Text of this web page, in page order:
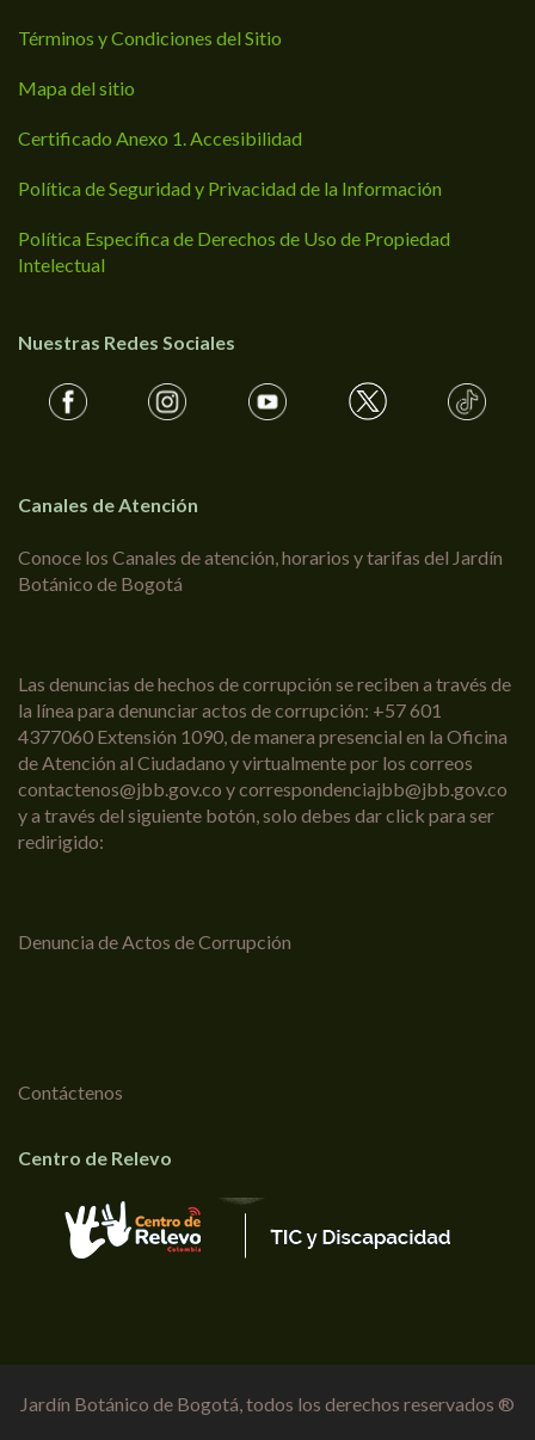
Términos y Condiciones del Sitio
Mapa del sitio
Certificado Anexo 1. Accesibilidad
Política de Seguridad y Privacidad de la Información
Política Específica de Derechos de Uso de Propiedad
Intelectual
Nuestras Redes Sociales
Canales de Atención
Conoce los Canales de atención, horarios y tarifas del Jardín
Botánico de Bogotá
Las denuncias de hechos de corrupción se reciben a través de
la línea para denunciar actos de corrupción: +57 601
4377060 Extensión 1090, de manera presencial en la Oficina
de Atención al Ciudadano y virtualmente por los correos
contactenos@jbb.gov.co y correspondenciajbb@jbb.gov.co
y a través del siguiente botón, solo debes dar click para ser
redirigido:
Denuncia de Actos de Corrupción
Contáctenos
Centro de Relevo
Jardín Botánico de Bogotá, todos los derechos reservados ®